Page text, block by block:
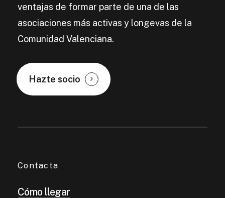
ventajas de formar parte de una de las
asociaciones más activas y longevas de la
Comunidad Valenciana.
Hazte socio
Contacta
Cómo llegar